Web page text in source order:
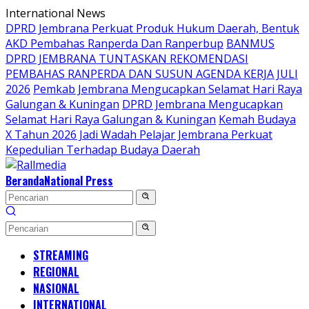
Langsung
ke
konten
International News
DPRD Jembrana Perkuat Produk Hukum Daerah, Bentuk
AKD Pembahas Ranperda Dan Ranperbup BANMUS
DPRD JEMBRANA TUNTASKAN REKOMENDASI
PEMBAHAS RANPERDA DAN SUSUN AGENDA KERJA JULI
2026 Pemkab Jembrana Mengucapkan Selamat Hari Raya
Galungan & Kuningan DPRD Jembrana Mengucapkan
Selamat Hari Raya Galungan & Kuningan Kemah Budaya
X Tahun 2026 Jadi Wadah Pelajar Jembrana Perkuat
Kepedulian Terhadap Budaya Daerah
BerandaNational Press
STREAMING
REGIONAL
NASIONAL
INTERNATIONAL